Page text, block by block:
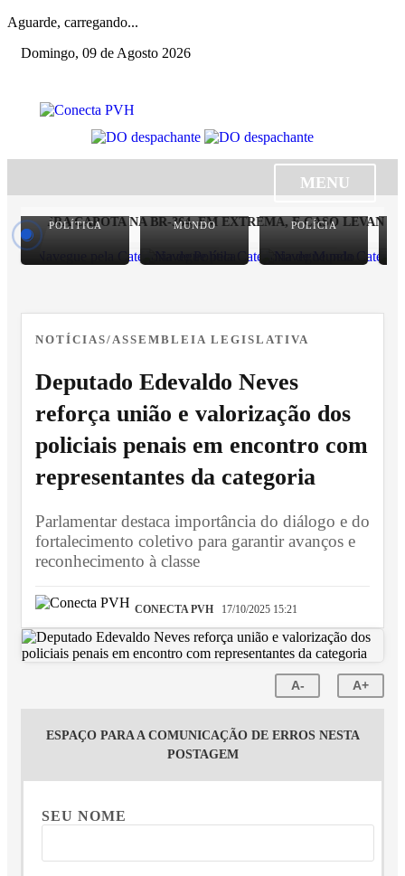
Aguarde, carregando...
Domingo, 09 de Agosto 2026
MENU
CAPOTA NA BR-364, EM EXTREMA, E CASO LEVANTA
POLÍTICA MUNDO POLÍCIA
NOTÍCIAS/ASSEMBLEIA LEGISLATIVA
Deputado Edevaldo Neves
reforça união e valorização dos
policiais penais em encontro com
representantes da categoria
Parlamentar destaca importância do diálogo e do
fortalecimento coletivo para garantir avanços e
reconhecimento à classe
CONECTA PVH 17/10/2025 15:21
A- A+
ESPAÇO PARA A COMUNICAÇÃO DE ERROS NESTA
POSTAGEM
SEU NOME